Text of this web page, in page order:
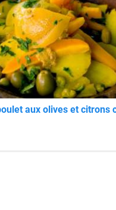
aux olives et citrons